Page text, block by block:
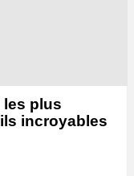
les plus
incroyables